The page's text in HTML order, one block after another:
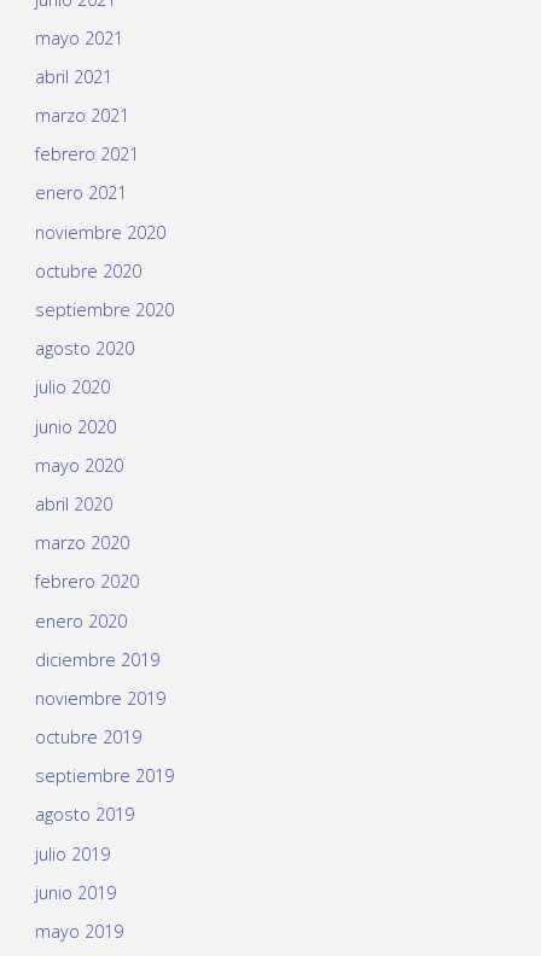
mayo 2021
abril 2021
marzo 2021
febrero 2021
enero 2021
noviembre 2020
octubre 2020
septiembre 2020
agosto 2020
julio 2020
junio 2020
mayo 2020
abril 2020
marzo 2020
febrero 2020
enero 2020
diciembre 2019
noviembre 2019
octubre 2019
septiembre 2019
agosto 2019
julio 2019
junio 2019
mayo 2019